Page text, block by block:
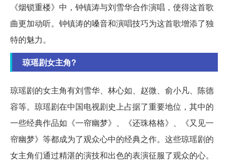
《烟锁重楼》中，钟镇涛与刘雪华合作演唱，使得这首歌
曲更加动听。钟镇涛的嗓音和演唱技巧为这首歌增添了独
特的魅力。
琼瑶剧女主角?
琼瑶剧的女主角有刘雪华、林心如、赵微、俞小凡、陈德
容等。琼瑶剧在中国电视剧史上占据了重要地位，其中的
一些经典作品如《一帘幽梦》、《还珠格格》、《又见一
帘幽梦》等都成为了观众心中的经典之作。这些琼瑶剧的
女主角们通过精湛的演技和出色的表演征服了观众的心。